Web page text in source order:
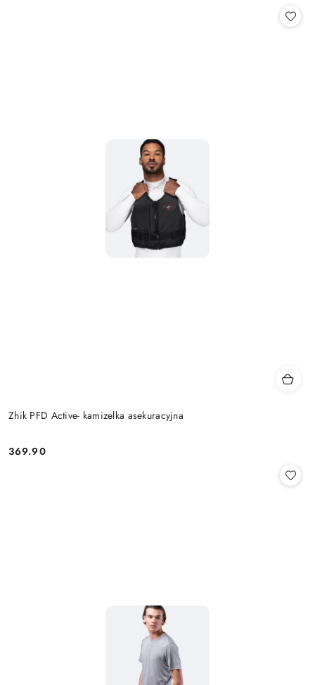
Zhik PFD Active- kamizelka asekuracyjna
Cena:
369.90